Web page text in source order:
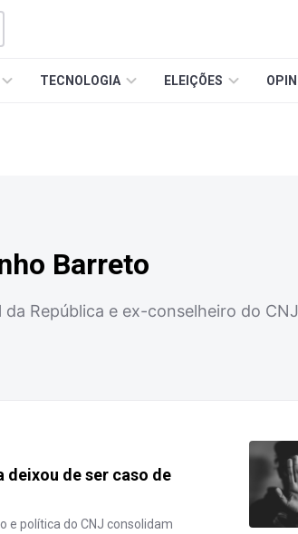
TECNOLOGIA ELEIÇÕES
Barreto
República e ex-conselheiro do CNJ
deixou de ser caso de
e política do CNJ consolidam